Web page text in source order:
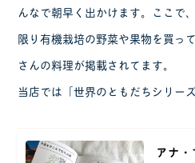
んなで朝早く出かけます。ここで
限り有機栽培の野菜や果物を買っ
さんの料理が掲載されてます。
当店では「世界のともだちシリー
アナ